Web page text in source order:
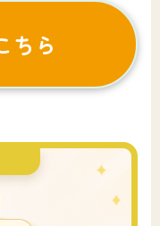
ちら